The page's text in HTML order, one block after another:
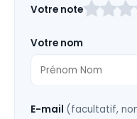
ce
vide
Votre note
Votre nom
E-mail (facultatif,